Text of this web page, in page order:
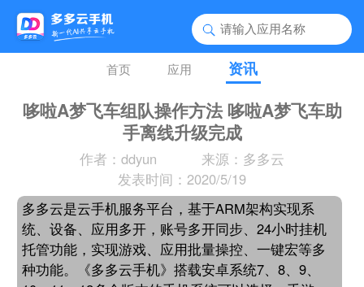
首页 应用 资讯
哆啦A梦飞车组队操作方法 哆啦A梦飞车助
手离线升级完成
作者：ddyun
来源：多多云
发表时间：2020/5/19
多多云是云手机服务平台，基于ARM架构实现系
统、设备、应用多开，账号多开同步、24小时挂机
托管功能，实现游戏、应用批量操控、一键宏等多
种功能。《多多云手机》搭载安卓系统7、8、9、